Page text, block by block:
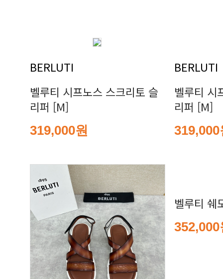
BERLUTI
리퍼 [M]
319,000원
BERLUTI
리퍼 [M]
319,000
벨루티 쉐
352,000